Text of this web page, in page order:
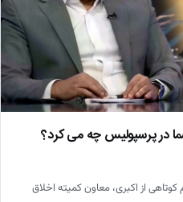
در پرسپولیس چه می کرد؟
کوتاهی از اکبری، معاون کمیته اخلاق